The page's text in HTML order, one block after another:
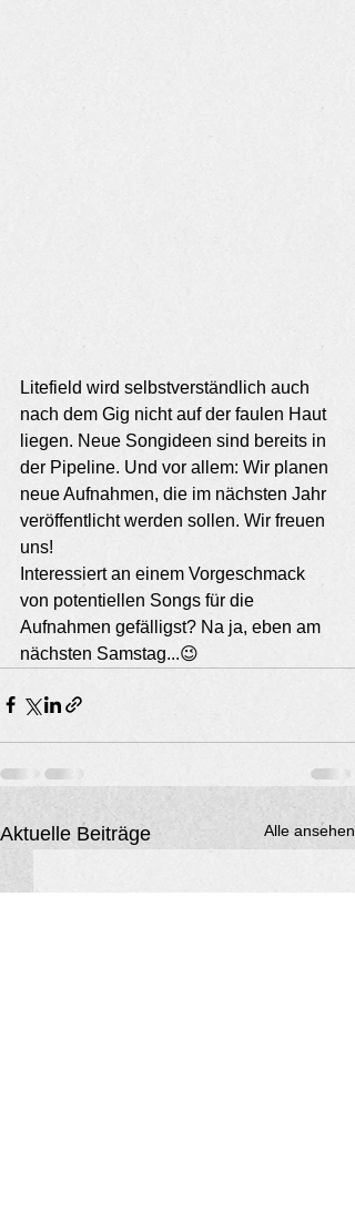
Litefield wird selbstverständlich auch
nach dem Gig nicht auf der faulen Haut
liegen. Neue Songideen sind bereits in
der Pipeline. Und vor allem: Wir planen
neue Aufnahmen, die im nächsten Jahr
veröffentlicht werden sollen. Wir freuen
uns!
Interessiert an einem Vorgeschmack
von potentiellen Songs für die
Aufnahmen gefälligst? Na ja, eben am
nächsten Samstag...😉
Aktuelle Beiträge Alle ansehen